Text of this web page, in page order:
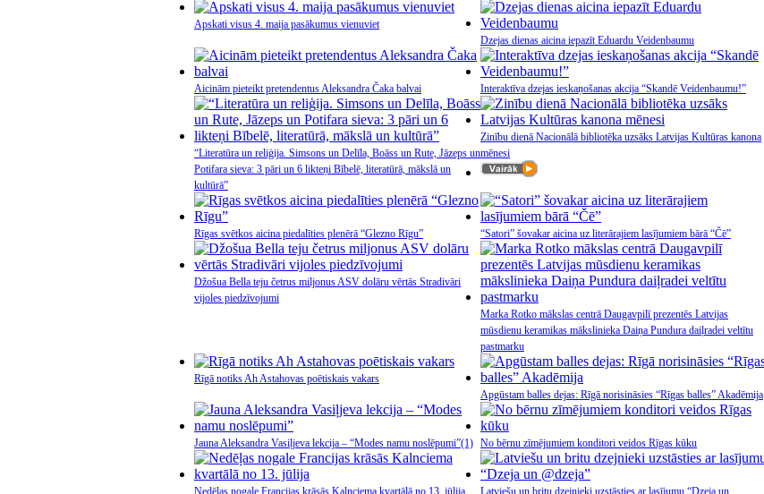
Apskati visus 4. maija pasākumus vienuviet
Dzejas dienas aicina iepazīt Eduardu Veidenbaumu
Aicinām pieteikt pretendentus Aleksandra Čaka balvai Interaktīva dzejas ieskaņošanas akcija “Skandē Veidenbaumu!”
“Literatūra un reliģija. Simsons un Delīla, Boāss un Rute, Jāzeps un
Potifara sieva: 3 pāri un 6 likteņi Bībelē, literatūrā, mākslā un
kultūrā”
Zinību dienā Nacionālā bibliotēka uzsāks Latvijas Kultūras kanona
mēnesi
Rīgas svētkos aicina piedalīties plenērā “Glezno Rīgu” “Satori” šovakar aicina uz literārajiem lasījumiem bārā “Čē”
Džošua Bella teju četrus miljonus ASV dolāru vērtās Stradivāri
vijoles piedzīvojumi
Marka Rotko mākslas centrā Daugavpilī prezentēs Latvijas
mūsdienu keramikas mākslinieka Daiņa Pundura daiļradei veltītu
pastmarku
Rīgā notiks Ah Astahovas poētiskais vakars
Apgūstam balles dejas: Rīgā norisināsies “Rīgas balles” Akadēmija
Jauna Aleksandra Vasiļjeva lekcija – “Modes namu noslēpumi”(1) No bērnu zīmējumiem konditori veidos Rīgas kūku
Nedēļas nogale Francijas krāsās Kalnciema kvartālā no 13. jūlija Latviešu un britu dzejnieki uzstāsties ar lasījumu “Dzeja un